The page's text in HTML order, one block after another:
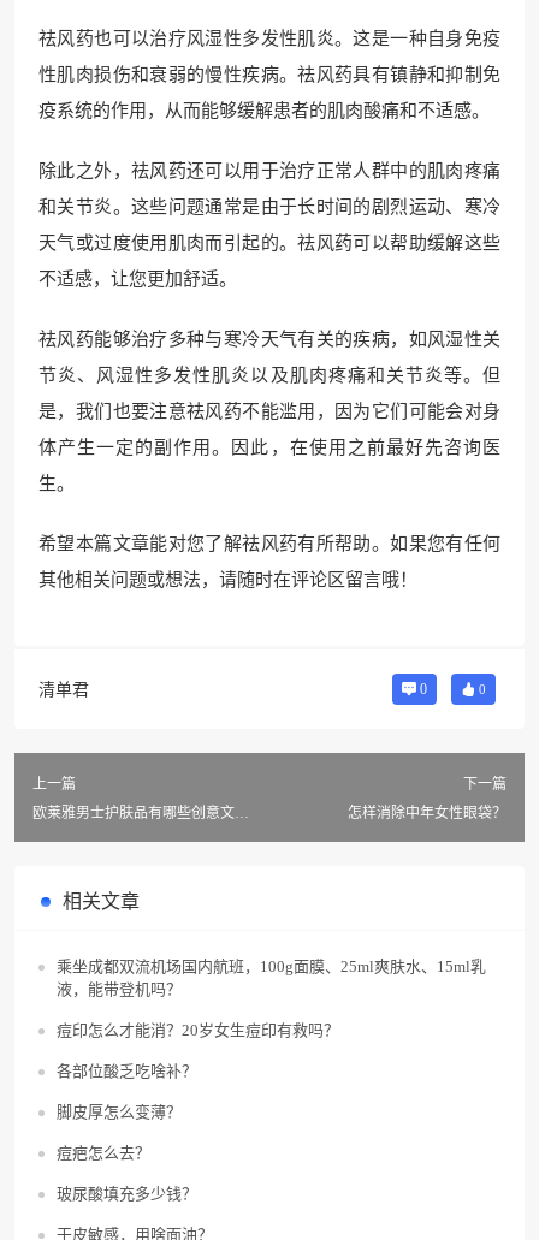
祛风药也可以治疗风湿性多发性肌炎。这是一种自身免疫
性肌肉损伤和衰弱的慢性疾病。祛风药具有镇静和抑制免
疫系统的作用，从而能够缓解患者的肌肉酸痛和不适感。
除此之外，祛风药还可以用于治疗正常人群中的肌肉疼痛
和关节炎。这些问题通常是由于长时间的剧烈运动、寒冷
天气或过度使用肌肉而引起的。祛风药可以帮助缓解这些
不适感，让您更加舒适。
祛风药能够治疗多种与寒冷天气有关的疾病，如风湿性关
节炎、风湿性多发性肌炎以及肌肉疼痛和关节炎等。但
是，我们也要注意祛风药不能滥用，因为它们可能会对身
体产生一定的副作用。因此，在使用之前最好先咨询医
生。
希望本篇文章能对您了解祛风药有所帮助。如果您有任何
其他相关问题或想法，请随时在评论区留言哦！
清单君 0 0
上一篇
欧莱雅男士护肤品有哪些创意文
下一篇
怎样消除中年女性眼袋？
相关文章
乘坐成都双流机场国内航班，100g面膜、25ml爽肤水、15ml乳
液，能带登机吗？
痘印怎么才能消？20岁女生痘印有救吗？
各部位酸乏吃啥补？
脚皮厚怎么变薄？
痘疤怎么去？
玻尿酸填充多少钱？
干皮敏感，用啥面油？